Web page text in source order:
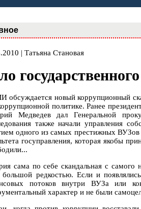
| Татьяна Становая
обсуждается новый коррупционный
политике. Ранее
Медведев дал Генеральной
также начали управления
одного из самых престижных
госуправления, которая якобы
сама по себе скандальная с самого
редкостью. Если и
потоков внутри ВУЗа или
характер и не были